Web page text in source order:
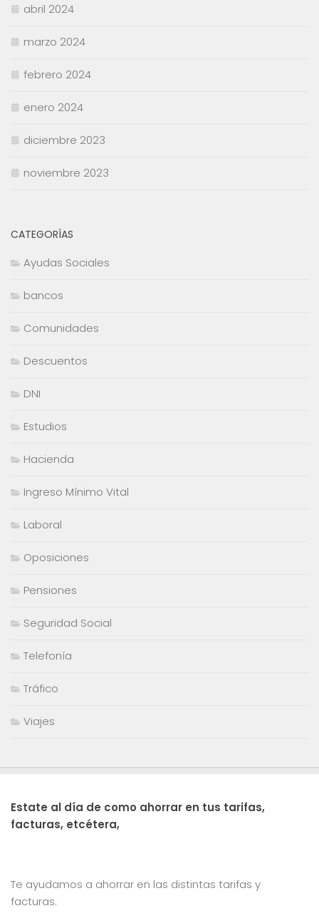
abril 2024
marzo 2024
febrero 2024
enero 2024
diciembre 2023
noviembre 2023
CATEGORÍAS
Ayudas Sociales
bancos
Comunidades
Descuentos
DNI
Estudios
Hacienda
Ingreso Mínimo Vital
Laboral
Oposiciones
Pensiones
Seguridad Social
Telefonía
Tráfico
Viajes
Estate al día de como ahorrar en tus tarifas,
facturas, etcétera,
Te ayudamos a ahorrar en las distintas tarifas y
facturas.